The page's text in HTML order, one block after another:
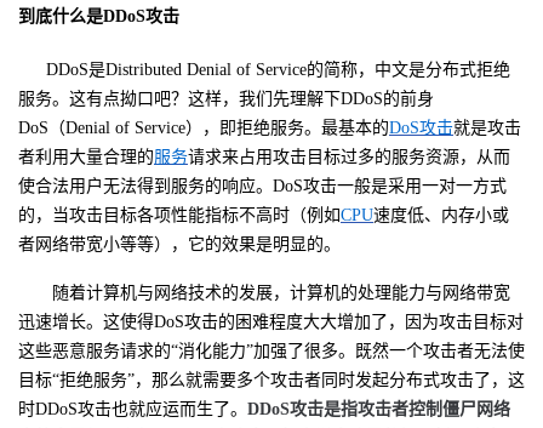
主
页
的
开
发
我
的
我
到底什么是DDoS攻击
DDoS是Distributed Denial of Service的简称，中文是分布式拒绝
服务。这有点拗口吧？这样，我们先理解下DDoS的前身
DoS （Denial of Service），即拒绝服务。最基本的DoS攻击就是攻击
者利用大量合理的服务请求来占用攻击目标过多的服务资源，从而
使合法用户无法得到服务的响应。DoS攻击一般是采用一对一方式
的，当攻击目标各项性能指标不高时（例如CPU速度低、内存小或
者网络带宽小等等），它的效果是明显的。
随着计算机与网络技术的发展，计算机的处理能力与网络带宽
迅速增长。这使得DoS攻击的困难程度大大增加了，因为攻击目标对
这些恶意服务请求的“消化能力”加强了很多。既然一个攻击者无法使
目标“拒绝服务”，那么就需要多个攻击者同时发起分布式攻击了，这
时DDoS攻击也就应运而生了。 DDoS攻击是指攻击者控制僵尸网络